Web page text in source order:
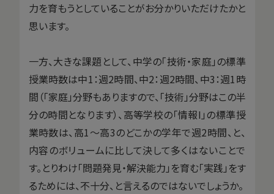
力を育もうとしていることがお分かりいただけたかと
思います。
一方、大きな課題として、中学の「技術・家庭」の標準
授業時数は中1：週2時間、中2：週2時間、中3：週1時
間（「家庭」分野もありますので、「技術」分野はこの半
分の時間となります）、高等学校の「情報I」の標準授
業時数は、高1〜高3のどこかの学年で週2時間、と、
内容のボリュームに比して決して多くはないことで
す。とりわけ「問題発見・解決能力」を育む「実践」をす
るためには、不十分、と言えるのではないでしょうか。